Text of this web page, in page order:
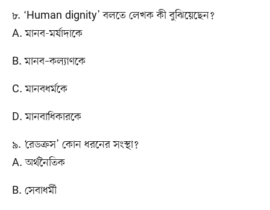
৮. ‘Human dignity’ বলতে লেখক কী বুঝিয়েছেন?
A. মানব-মর্যাদাকে
B. মানব–কল্যাণকে
C. মানবধর্মকে
D. মানবাধিকারকে
৯. ‘রেডক্রস’ কোন ধরনের সংস্থা?
A. অর্থনৈতিক
B. সেবাধর্মী